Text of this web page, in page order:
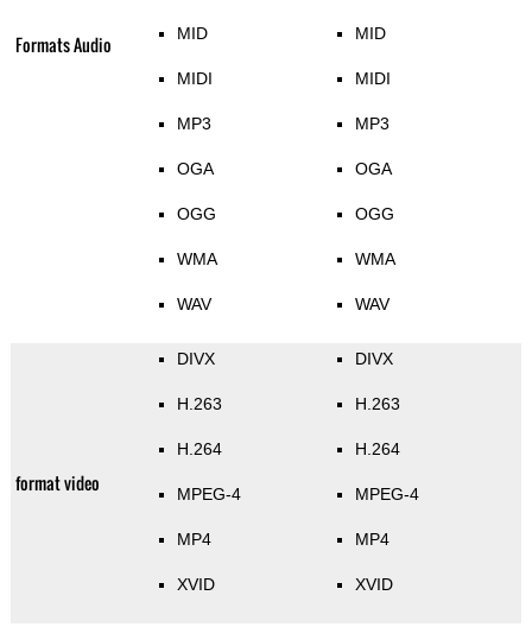
Formats Audio MID
MIDI
MP3
OGA
OGG
WMA
WAV
MID
MIDI
MP3
OGA
OGG
WMA
WAV
format video
DIVX
H.263
H.264
MPEG-4
MP4
XVID
DIVX
H.263
H.264
MPEG-4
MP4
XVID